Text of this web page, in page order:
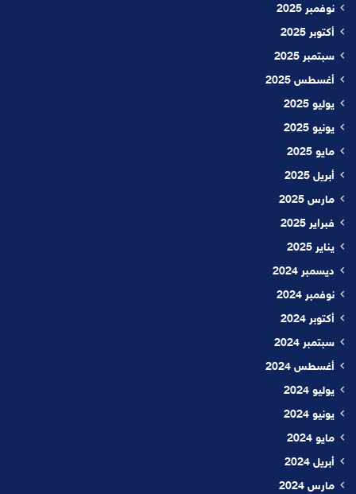
نوفمبر 2025
أكتوبر 2025
سبتمبر 2025
أغسطس 2025
يوليو 2025
يونيو 2025
مايو 2025
أبريل 2025
مارس 2025
فبراير 2025
يناير 2025
ديسمبر 2024
نوفمبر 2024
أكتوبر 2024
سبتمبر 2024
أغسطس 2024
يوليو 2024
يونيو 2024
مايو 2024
أبريل 2024
مارس 2024